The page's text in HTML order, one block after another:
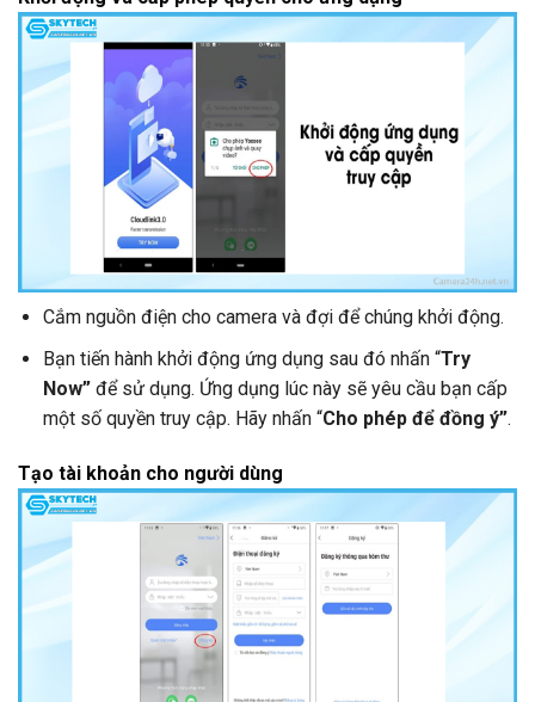
Cắm nguồn điện cho camera và đợi để chúng khởi động.
Bạn tiến hành khởi động ứng dụng sau đó nhấn “Try
Now”để sử dụng. Ứng dụng lúc này sẽ yêu cầu bạn cấp
một số quyền truy cập. Hãy nhấn “Cho phép để đồng ý”.
Tạo tài khoản cho người dùng